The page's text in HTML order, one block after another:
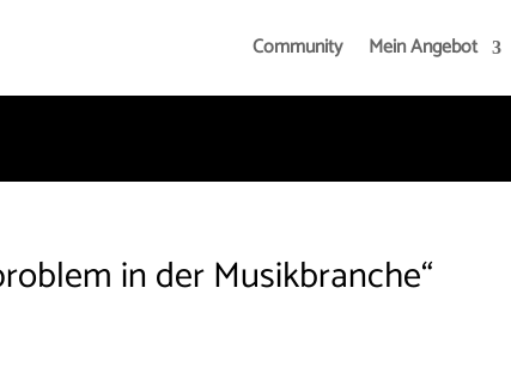
Community Mein Angebot
in der Musikbranche“